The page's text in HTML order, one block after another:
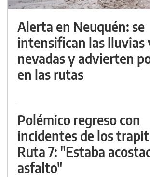
Alerta en Neuquén: se
intensifican las lluvias
nevadas y advierten
en las rutas
Polémico regreso con
incidentes de los
Ruta 7: "Estaba
asfalto"